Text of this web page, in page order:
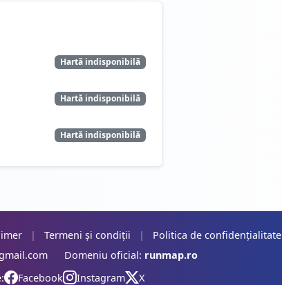
Hartă indisponibilă
Hartă indisponibilă
Hartă indisponibilă
| Termeni și condiții | Politica de confidențialitate
Domeniu oficial: runmap.ro
Facebook Instagram X